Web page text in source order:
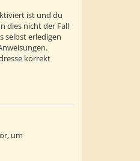
ist und du
dies nicht der Fall
selbst erledigen
korrekt
um